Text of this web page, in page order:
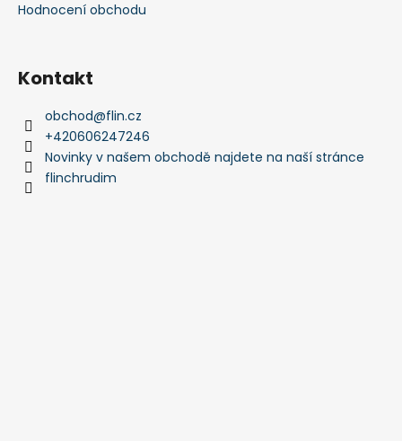
Hodnocení obchodu
Kontakt
obchod@flin.cz
+420606247246
Novinky v našem obchodě najdete na naší stránce
flinchrudim